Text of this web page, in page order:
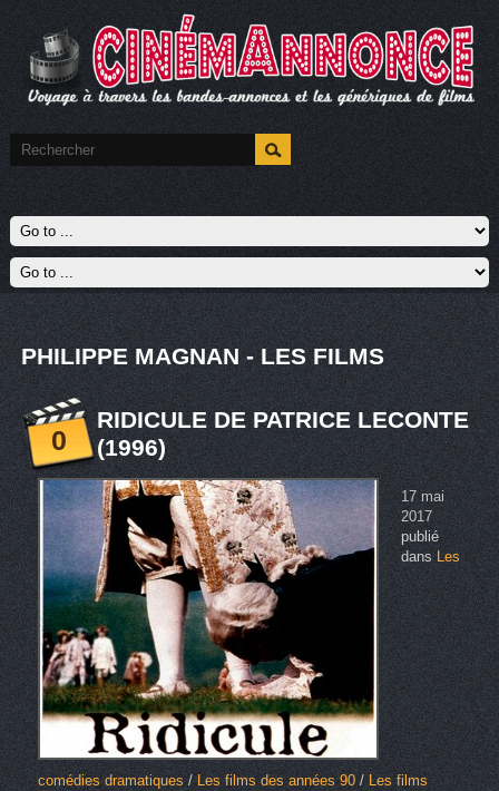
PHILIPPE MAGNAN - LES FILMS
0
RIDICULE DE PATRICE LECONTE
(1996)
17 mai
2017
publié
dansLes
comédies dramatiques/ Les films des années 90/ Les films